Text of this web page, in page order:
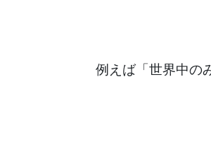
例えば「世界中の